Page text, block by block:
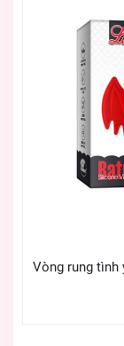
Vòng rung tình